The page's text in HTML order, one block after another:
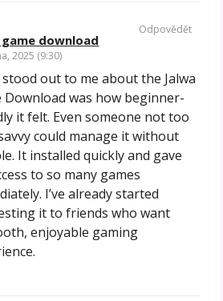
download
2025 (9:30)
out to me about the Jalwa
Download was how beginner-
it felt. Even someone not too
could manage it without
It installed quickly and gave
to so many games
I’ve already started
it to friends who want
enjoyable gaming
Odpovědět